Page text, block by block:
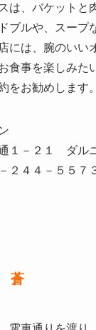
は、バケットと
ブルや、スープ
には、腕のいい
食事を楽しみた
をお勧めします。
１－２１ ダル
２４４－５５７
蒼